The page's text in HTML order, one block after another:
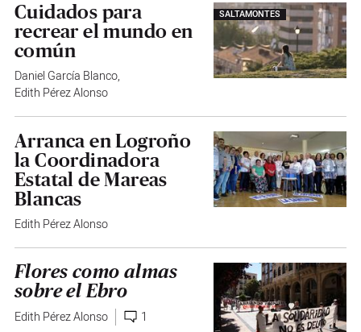
SALTAMONTES
Cuidados para
recrear el mundo en
común
Daniel García Blanco,
Edith Pérez Alonso
Arranca en Logroño
la Coordinadora
Estatal de Mareas
Blancas
Edith Pérez Alonso
Flores como almas
sobre el Ebro
Edith Pérez Alonso 1